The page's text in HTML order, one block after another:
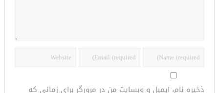
ذخیره نام، ایمیل و وبسایت من در مرورگر برای زمانی که